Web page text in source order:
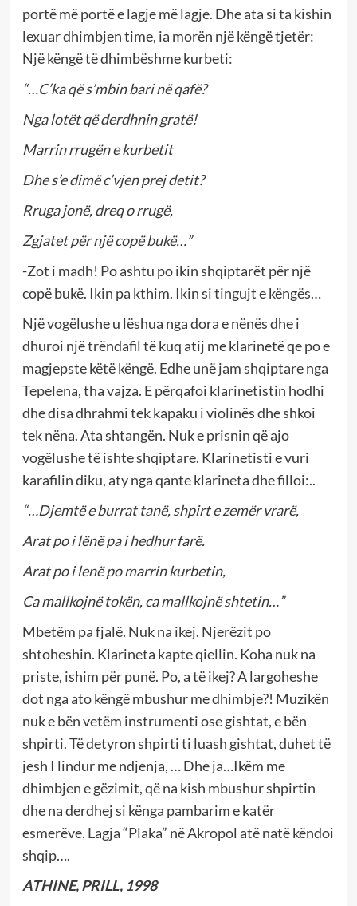
portë më portë e lagje më lagje. Dhe ata si ta kishin
lexuar dhimbjen time, ia morën një këngë tjetër:
Një këngë të dhimbëshme kurbeti:
“…C’ka që s’mbin bari në qafë?
Nga lotët që derdhnin gratë!
Marrin rrugën e kurbetit
Dhe s’e dimë c’vjen prej detit?
Rruga jonë, dreq o rrugë,
Zgjatet për një copë bukë…”
-Zot i madh! Po ashtu po ikin shqiptarët për një
copë bukë. Ikin pa kthim. Ikin si tingujt e këngës…
Një vogëlushe u lëshua nga dora e nënës dhe i
dhuroi një trëndafil të kuq atij me klarinetë qe po e
magjepste këtë këngë. Edhe unë jam shqiptare nga
Tepelena, tha vajza. E përqafoi klarinetistin hodhi
dhe disa dhrahmi tek kapaku i violinës dhe shkoi
tek nëna. Ata shtangën. Nuk e prisnin që ajo
vogëlushe të ishte shqiptare. Klarinetisti e vuri
karafilin diku, aty nga qante klarineta dhe filloi:..
“…Djemtë e burrat tanë, shpirt e zemër vrarë,
Arat po i lënë pa i hedhur farë.
Arat po i lenë po marrin kurbetin,
Ca mallkojnë tokën, ca mallkojnë shtetin…”
Mbetëm pa fjalë. Nuk na ikej. Njerëzit po
shtoheshin. Klarineta kapte qiellin. Koha nuk na
priste, ishim për punë. Po, a të ikej? A largoheshe
dot nga ato këngë mbushur me dhimbje?! Muzikën
nuk e bën vetëm instrumenti ose gishtat, e bën
shpirti. Të detyron shpirti ti luash gishtat, duhet të
jesh I lindur me ndjenja, … Dhe ja…Ikëm me
dhimbjen e gëzimit, që na kish mbushur shpirtin
dhe na derdhej si kënga pambarim e katër
esmerëve. Lagja “Plaka” në Akropol atë natë këndoi
shqip….
ATHINE, PRILL, 1998